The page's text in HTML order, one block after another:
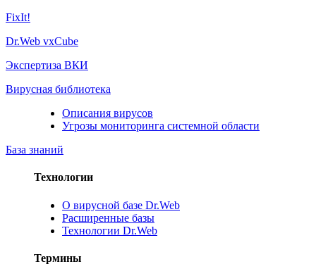
FixIt!
Dr.Web vxCube
Экспертиза ВКИ
Вирусная библиотека
Описания вирусов
Угрозы мониторинга системной области
База знаний
Технологии
О вирусной базе Dr.Web
Расширенные базы
Технологии Dr.Web
Термины